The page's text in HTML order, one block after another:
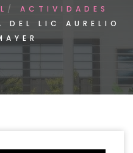
ACTIVIDADES
DEL LIC AURELIO